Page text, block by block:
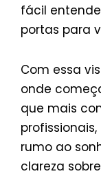
fácil
portas para
Com essa
onde
que mais
rumo ao
clareza